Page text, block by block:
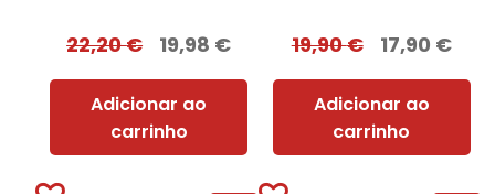
22,20€ 19,98 €
Adicionar ao
carrinho
19,90€ 17,90 €
Adicionar ao
carrinho